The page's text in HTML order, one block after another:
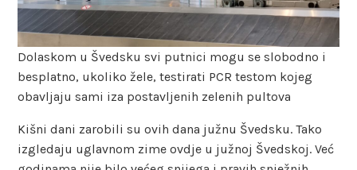
Dolaskom u Švedsku svi putnici mogu se slobodno i
besplatno, ukoliko žele, testirati PCR testom kojeg
obavljaju sami iza postavljenih zelenih pultova
Kišni dani zarobili su ovih dana južnu Švedsku. Tako
izgledaju uglavnom zime ovdje u južnoj Švedskoj. Već